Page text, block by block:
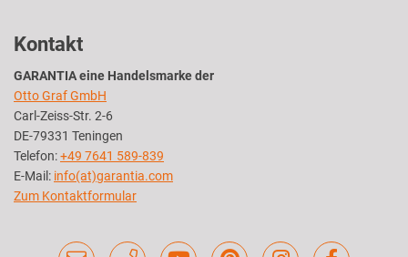
Kontakt
GARANTIA eine Handelsmarke der
Otto Graf GmbH
Carl-Zeiss-Str. 2-6
DE-79331 Teningen
Telefon:+49 7641 589-839
E-Mail: info(at)garantia.com
Zum Kontaktformular